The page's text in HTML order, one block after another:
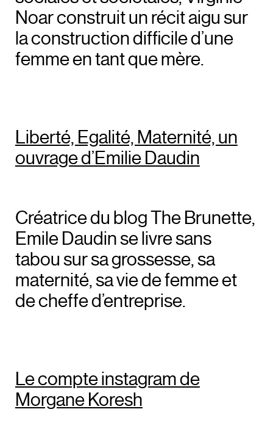
Noar construit un récit aigu sur
la construction difficile d’une
femme en tant que mère.
Liberté, Egalité, Maternité, un
ouvrage d’Emilie Daudin
Créatrice du blog The Brunette,
Emile Daudin se livre sans
tabou sur sa grossesse, sa
maternité, sa vie de femme et
de cheffe d’entreprise.
Le compte instagram de
Morgane Koresh